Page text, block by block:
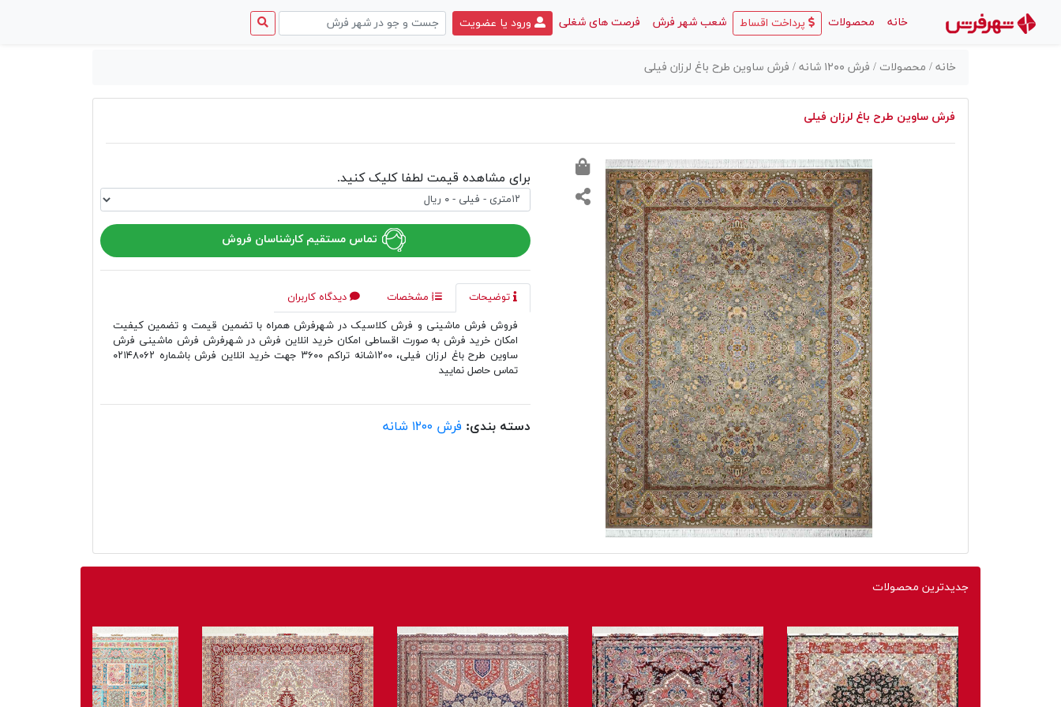
خانه
(current) محصولات پرداخت اقساط شعب شهر فرش فرصت های شغلی ورود یا عضویت
خانه / محصولات / فرش ۱۲۰۰ شانه / فرش ساوین طرح باغ لرزان فیلی
فرش ساوین طرح باغ لرزان فیلی
برای مشاهده قیمت لطفا کلیک کنید.
تماس مستقیم کارشناسان فروش
توضیحات مشخصات
دیدگاه کاربران
فروش فرش ماشینی و فرش کلاسیک در شهرفرش همراه با تضمین قیمت و تضمین کیفیت
امکان خرید فرش به صورت اقساطی امکان خرید انلاین فرش در شهرفرش فرش ماشینی فرش
ساوین طرح باغ لرزان فیلی، ۱۲۰۰شانه تراکم ۳۶۰۰ جهت خرید انلاین فرش باشماره ۰۲۱۴۸۰۶۲
تماس حاصل نمایید
دسته بندی: فرش ۱۲۰۰ شانه
جدیدترین محصولات